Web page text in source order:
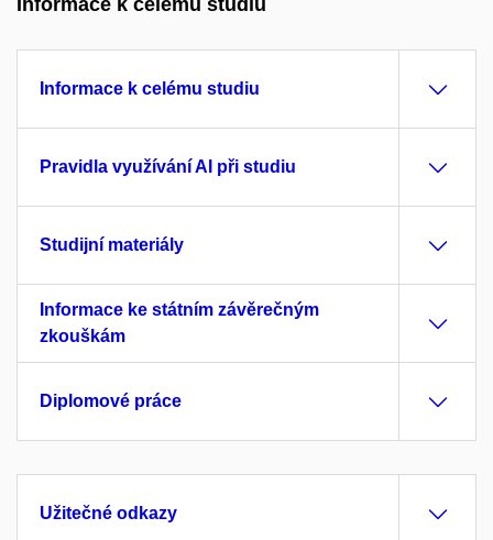
Informace k celému studiu
Pravidla využívání AI při studiu
Studijní materiály
Informace ke státním závěrečným
zkouškám
Diplomové práce
Užitečné odkazy